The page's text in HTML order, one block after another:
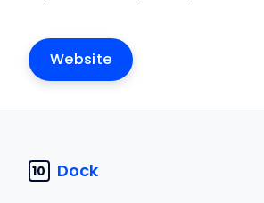
Website
10 Dock